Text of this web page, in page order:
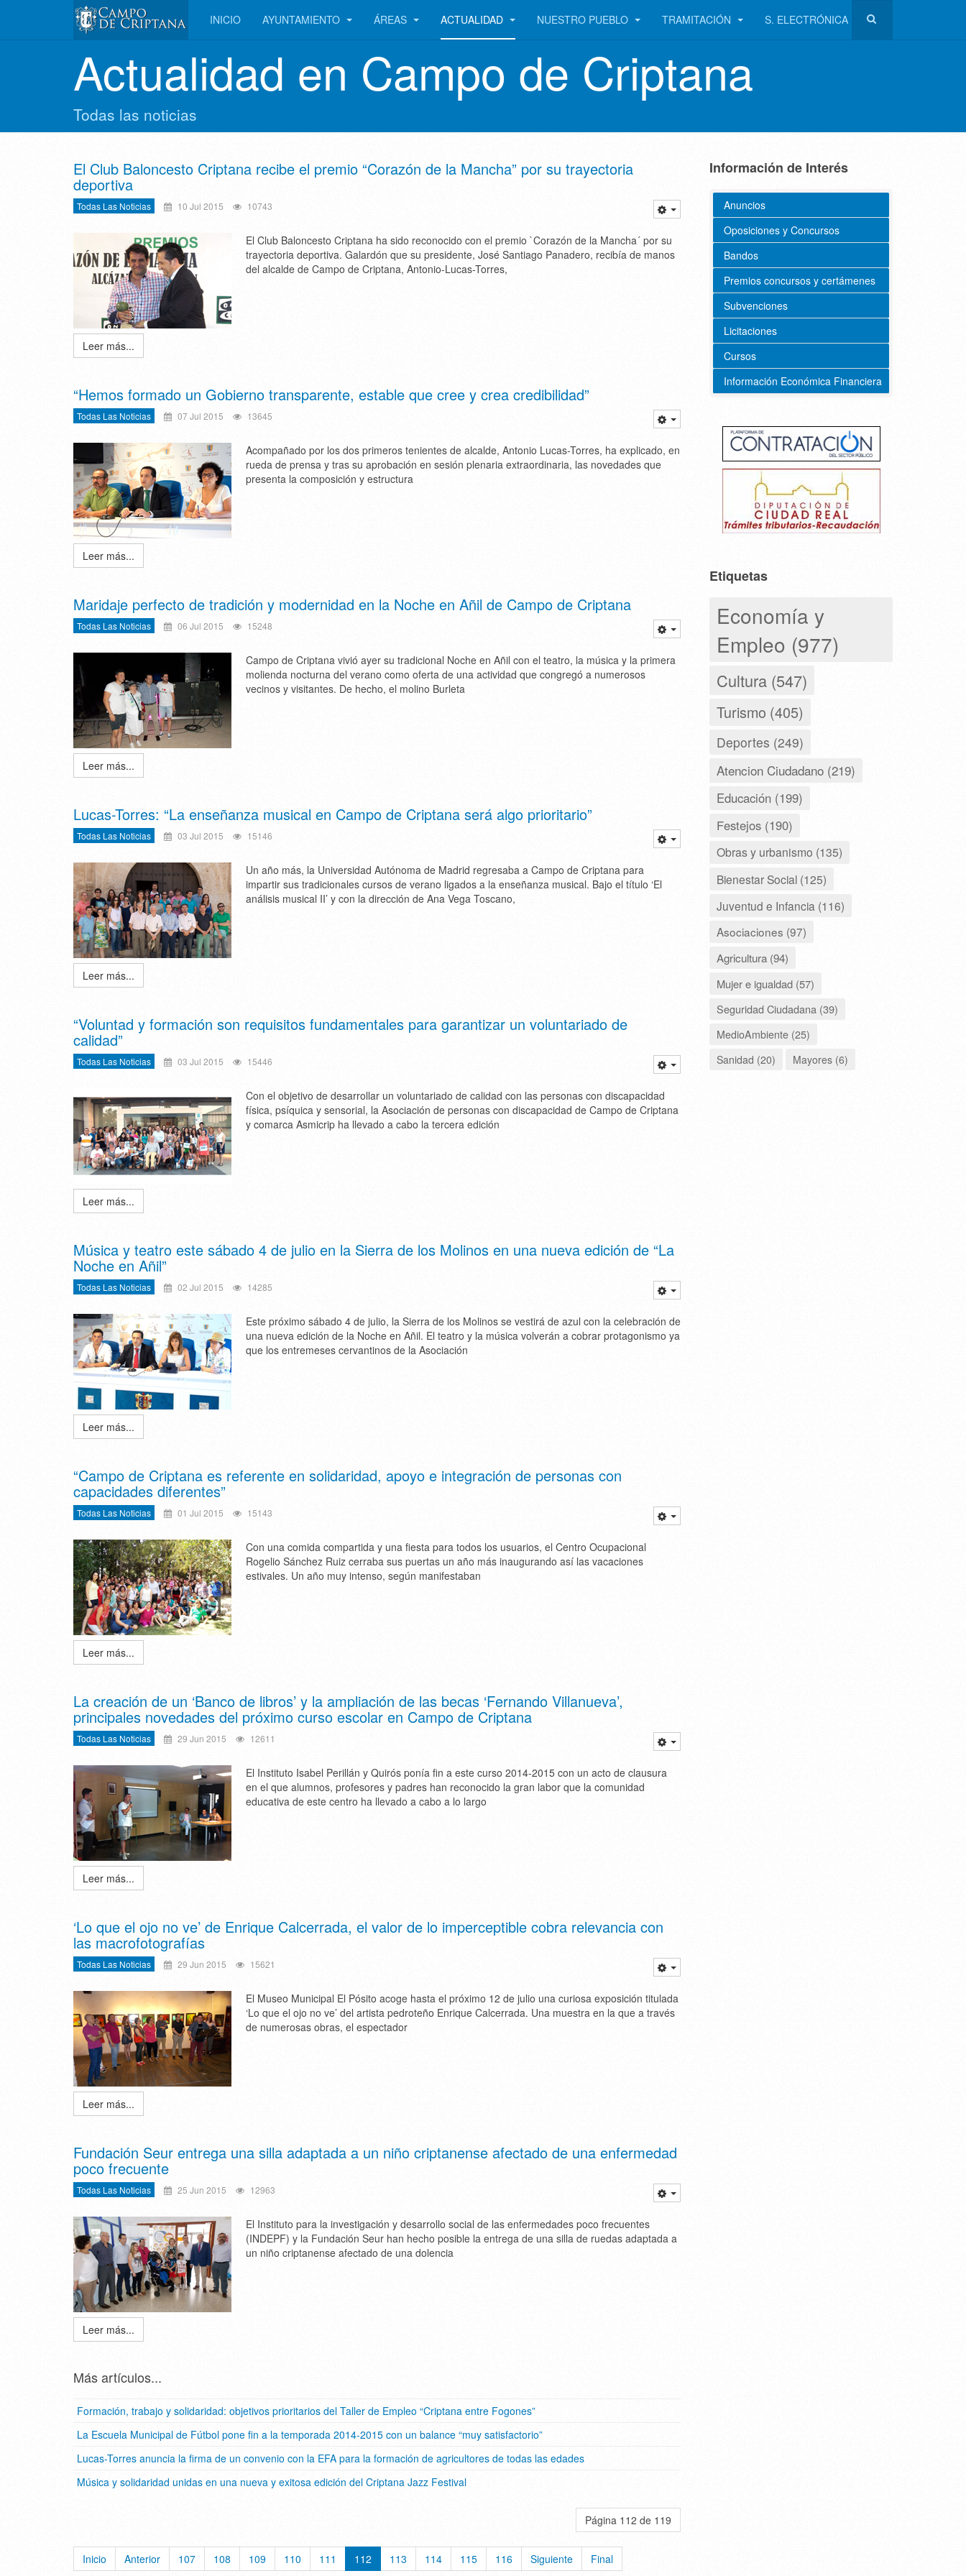
INICIO AYUNTAMIENTO ÁREAS ACTUALIDAD NUESTRO PUEBLO TRAMITACIÓN S. ELECTRÓNICA
Actualidad en Campo de Criptana
Todas las noticias
El Club Baloncesto Criptana recibe el premio “Corazón de la Mancha” por su trayectoria
deportiva
Todas Las Noticias 10 Jul 2015 10743
El Club Baloncesto Criptana ha sido reconocido con el premio `Corazón de la Mancha´ por su
trayectoria deportiva. Galardón que su presidente, José Santiago Panadero, recibía de manos
del alcalde de Campo de Criptana, Antonio-Lucas-Torres,
Leer más...
“Hemos formado un Gobierno transparente, estable que cree y crea credibilidad”
Todas Las Noticias 07 Jul 2015 13645
Acompañado por los dos primeros tenientes de alcalde, Antonio Lucas-Torres, ha explicado, en
rueda de prensa y tras su aprobación en sesión plenaria extraordinaria, las novedades que
presenta la composición y estructura
Leer más...
Maridaje perfecto de tradición y modernidad en la Noche en Añil de Campo de Criptana
Todas Las Noticias 06 Jul 2015 15248
Campo de Criptana vivió ayer su tradicional Noche en Añil con el teatro, la música y la primera
molienda nocturna del verano como oferta de una actividad que congregó a numerosos
vecinos y visitantes. De hecho, el molino Burleta
Leer más...
Lucas-Torres: “La enseñanza musical en Campo de Criptana será algo prioritario”
Todas Las Noticias 03 Jul 2015 15146
Un año más, la Universidad Autónoma de Madrid regresaba a Campo de Criptana para
impartir sus tradicionales cursos de verano ligados a la enseñanza musical. Bajo el título ‘El
análisis musical II’ y con la dirección de Ana Vega Toscano,
Leer más...
“Voluntad y formación son requisitos fundamentales para garantizar un voluntariado de
calidad”
Todas Las Noticias 03 Jul 2015 15446
Con el objetivo de desarrollar un voluntariado de calidad con las personas con discapacidad
física, psíquica y sensorial, la Asociación de personas con discapacidad de Campo de Criptana
y comarca Asmicrip ha llevado a cabo la tercera edición
Leer más...
Música y teatro este sábado 4 de julio en la Sierra de los Molinos en una nueva edición de “La
Noche en Añil”
Todas Las Noticias 02 Jul 2015 14285
Este próximo sábado 4 de julio, la Sierra de los Molinos se vestirá de azul con la celebración de
una nueva edición de la Noche en Añil. El teatro y la música volverán a cobrar protagonismo ya
que los entremeses cervantinos de la Asociación
Leer más...
“Campo de Criptana es referente en solidaridad, apoyo e integración de personas con
capacidades diferentes”
Todas Las Noticias 01 Jul 2015 15143
Con una comida compartida y una fiesta para todos los usuarios, el Centro Ocupacional
Rogelio Sánchez Ruiz cerraba sus puertas un año más inaugurando así las vacaciones
estivales. Un año muy intenso, según manifestaban
Leer más...
La creación de un ‘Banco de libros’ y la ampliación de las becas ‘Fernando Villanueva’,
principales novedades del próximo curso escolar en Campo de Criptana
Todas Las Noticias 29 Jun 2015 12611
El Instituto Isabel Perillán y Quirós ponía fin a este curso 2014-2015 con un acto de clausura
en el que alumnos, profesores y padres han reconocido la gran labor que la comunidad
educativa de este centro ha llevado a cabo a lo largo
Leer más...
‘Lo que el ojo no ve’ de Enrique Calcerrada, el valor de lo imperceptible cobra relevancia con
las macrofotografías
Todas Las Noticias 29 Jun 2015 15621
El Museo Municipal El Pósito acoge hasta el próximo 12 de julio una curiosa exposición titulada
‘Lo que el ojo no ve’ del artista pedroteño Enrique Calcerrada. Una muestra en la que a través
de numerosas obras, el espectador
Leer más...
Fundación Seur entrega una silla adaptada a un niño criptanense afectado de una enfermedad
poco frecuente
Todas Las Noticias 25 Jun 2015 12963
El Instituto para la investigación y desarrollo social de las enfermedades poco frecuentes
(INDEPF) y la Fundación Seur han hecho posible la entrega de una silla de ruedas adaptada a
un niño criptanense afectado de una dolencia
Leer más...
Más artículos...
Formación, trabajo y solidaridad: objetivos prioritarios del Taller de Empleo “Criptana entre Fogones”
La Escuela Municipal de Fútbol pone fin a la temporada 2014-2015 con un balance “muy satisfactorio”
Lucas-Torres anuncia la firma de un convenio con la EFA para la formación de agricultores de todas las edades
Música y solidaridad unidas en una nueva y exitosa edición del Criptana Jazz Festival
Página 112 de 119
Inicio Anterior 107 108 109 110 111 112 113 114 115 116 Siguiente Final
Información de Interés
Anuncios
Oposiciones y Concursos
Bandos
Premios concursos y certámenes
Subvenciones
Licitaciones
Cursos
Información Económica Financiera
Etiquetas
Economía y
Empleo (977)
Cultura (547)
Turismo (405)
Deportes (249)
Atencion Ciudadano (219)
Educación (199)
Festejos (190)
Obras y urbanismo (135)
Bienestar Social (125)
Juventud e Infancia (116)
Asociaciones (97)
Agricultura (94)
Mujer e igualdad (57)
Seguridad Ciudadana (39)
MedioAmbiente (25)
Sanidad (20)
Mayores (6)